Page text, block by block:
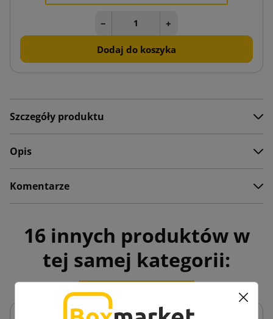
− +
Dodaj do koszyka
Szczegóły produktu
Opis
Komentarze
16 innych produktów w
tej samej kategorii: